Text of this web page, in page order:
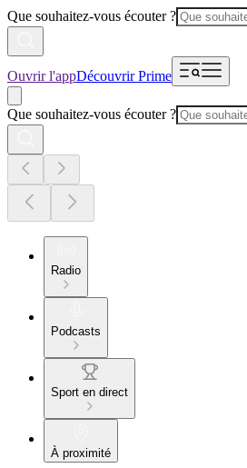
Que souhaitez-vous écouter ?
Ouvrir l'appDécouvrir Prime
Que souhaitez-vous écouter ?
Radio
Podcasts
Sport en direct
À proximité